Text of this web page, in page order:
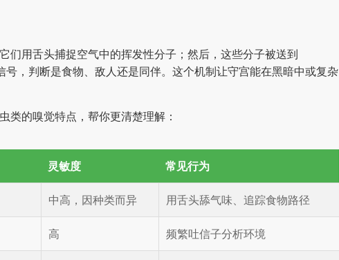
们用舌头捕捉空气中的挥发性分子；然后，这些分子被送到
，判断是食物、敌人还是同伴。这个机制让守宫能在黑暗中或复杂
类的嗅觉特点，帮你更清楚理解：
灵敏度 常见行为
中高，因种类而异 用舌头舔气味、追踪食物路径
高 频繁吐信子分析环境